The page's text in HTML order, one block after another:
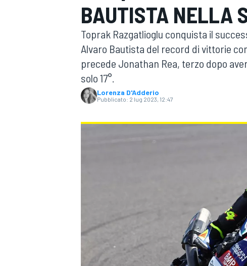
MOTOGP WEC
WRC
BAUTISTA NELLA
Toprak Razgatlioglu conquista il
Alvaro Bautista del record di vittorie
precede Jonathan Rea, terzo dopo
solo 17°.
Lorenza D'Adderio
Pubblicato: 2 lug 2023, 12:47